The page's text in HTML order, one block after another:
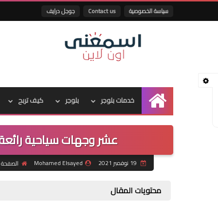
سياسة الخصوصية Contact us جوجل درايف
الرئيسية
خدمات بلوجر بلوجر كيف تربح
عشر وجهات سياحية رائعة
Mohamed Elsayed الصفحة
محتويات المقال